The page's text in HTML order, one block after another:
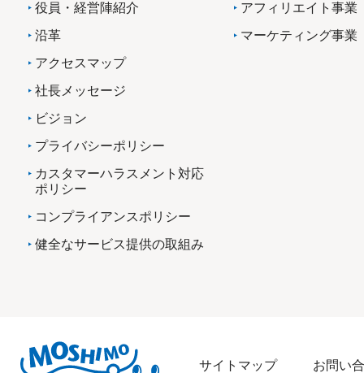
役員・経営陣紹介
沿革
アクセスマップ
社長メッセージ
ビジョン
プライバシーポリシー
カスタマーハラスメント対応
ポリシー
コンプライアンスポリシー
健全なサービス提供の取組み
アフィリエイト事業
マーケティング事業
サイトマップ お問い